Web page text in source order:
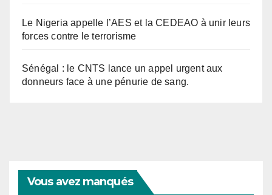
Le Nigeria appelle l’AES et la CEDEAO à unir leurs
forces contre le terrorisme
Sénégal : le CNTS lance un appel urgent aux
donneurs face à une pénurie de sang.
Vous avez manqués